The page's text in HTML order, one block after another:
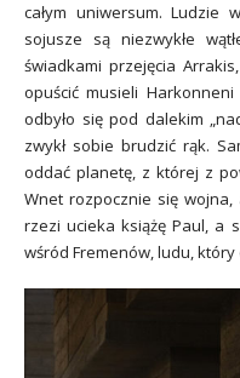
całym uniwersum. Ludzie
sojusze są niezwykłe
świadkami przejęcia
opuścić musieli
odbyło się pod dalekim
zwykł sobie brudzić rąk.
oddać planetę, z której z
Wnet rozpocznie się
rzezi ucieka książę Paul, a
wśród Fremenów, ludu,